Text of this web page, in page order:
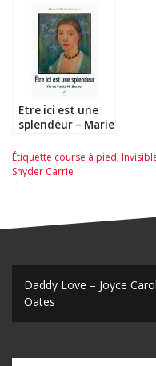
Etre ici est une
splendeur – Marie
Étiquette course à pied,
Snyder Carrie
N
a
Daddy Love – Joyce Carol
Oates